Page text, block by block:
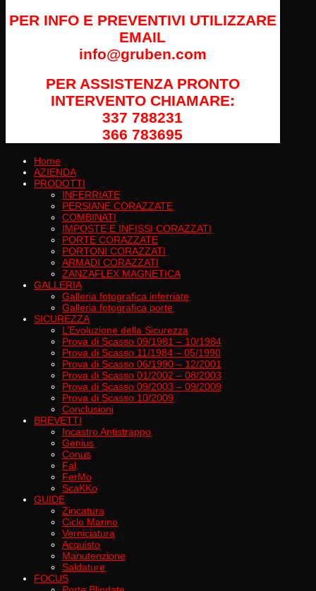
PER INFO E PREVENTIVI UTILIZZARE
EMAIL
info@gruben.com
PER ASSISTENZA PRONTO
INTERVENTO CHIAMARE:
337 788231
366 783695
Home
AZIENDA
PRODOTTI
INFERRIATE
PERSIANE CORAZZATE
COMBINATI
IMPOSTE E INFISSI CORAZZATI
PORTE CORAZZATE
PORTONI CORAZZATI
ARMADI CORAZZATI
ZANZAFLEX MAGNETICA
GALLERIA
Galleria fotografica inferriate
Galleria fotografica porte
SICUREZZA
L’Evoluzione della Sicurezza
Prova di Scasso 09/1981 – 10/1984
Prova di Scasso 11/1984 – 05/1990
Prova di Scasso 06/1990 – 12/2001
Prova di Scasso 01/2002 – 08/2003
Prova di Scasso 09/2003 – 09/2009
Prova di Scasso 10/2009
Conclusioni
BREVETTI
Incastro Antistrappo
Genius
Conus
Fal
FerMo
ScaKKo
GUIDE
Zincatura
Ciclo Marino
Verniciatura
Acquisto
Manutenzione
Saldature
FOCUS